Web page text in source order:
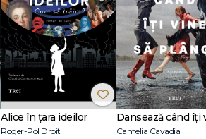
Alice în țara ideilor
Roger-Pol Droit Camelia Cavadia